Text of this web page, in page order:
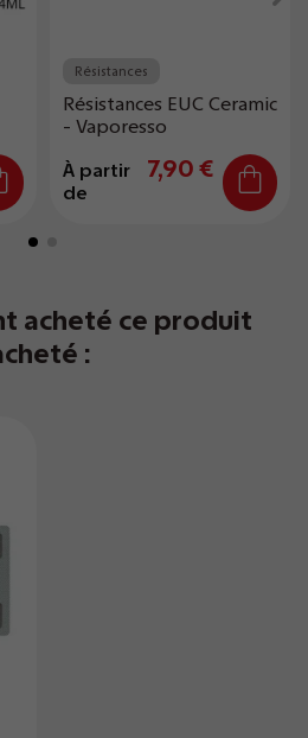
Résistances
Résistances EUC Ceramic
- Vaporesso
À partir
de
7,90 €
acheté ce produit
: